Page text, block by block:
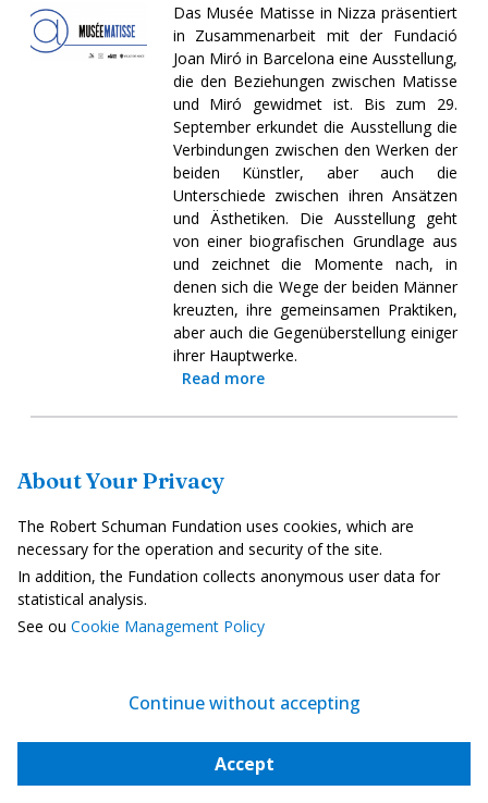
About Your Privacy
The Robert Schuman Fundation uses cookies, which are
necessary for the operation and security of the site.
In addition, the Fundation collects anonymous user data for
statistical analysis.
See ou Cookie Management Policy
Continue without accepting
Accept
Das Musée Matisse in Nizza präsentiert
in Zusammenarbeit mit der Fundació
Joan Miró in Barcelona eine Ausstellung,
die den Beziehungen zwischen Matisse
und Miró gewidmet ist. Bis zum 29.
September erkundet die Ausstellung die
Verbindungen zwischen den Werken der
beiden Künstler, aber auch die
Unterschiede zwischen ihren Ansätzen
und Ästhetiken. Die Ausstellung geht
von einer biografischen Grundlage aus
und zeichnet die Momente nach, in
denen sich die Wege der beiden Männer
kreuzten, ihre gemeinsamen Praktiken,
aber auch die Gegenüberstellung einiger
ihrer Hauptwerke.
Read more
15. Juli 2024
Das Museum in Krakau stellt bis zum 3.
November "Wincenty Wodzinowski. Ein
sensibler Beobachter (1866-1940)". Die
Besucher können die Werke dieses
Aktivisten, Soldaten für die polnische
Unabhängigkeit und einer Figur des
den kulturellen Reichtum des Krakauer
Read more